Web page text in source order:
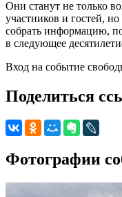
Они станут не только
участников и гостей,
собрать информацию,
в следующее
Вход на событие
Поделиться
Фотографии